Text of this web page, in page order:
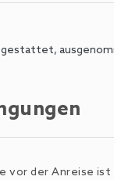
vor der Anreise